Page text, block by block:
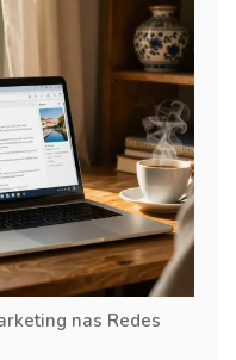
nas Redes